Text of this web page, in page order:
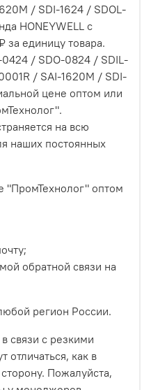
/ SDI-1624 / SDOL-
HONEYWELL с
за единицу товара.
0424 / SDO-0824 / SDIL-
/ SAI-1620M / SDI-
цене оптом или
на всю
наших постоянных
"ПромТехнолог" оптом
обратной связи на
регион России.
связи с резкими
отличаться, как в
Пожалуйста,